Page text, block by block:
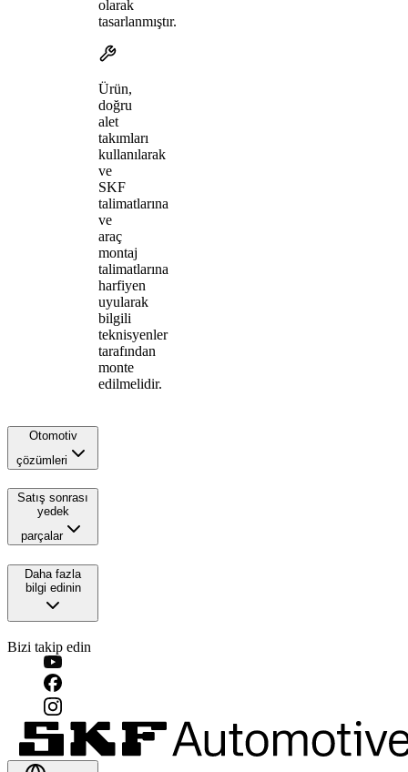
olarak
tasarlanmıştır.
Ürün,
doğru
alet
takımları
kullanılarak
ve
SKF
talimatlarına
ve
araç
montaj
talimatlarına
harfiyen
uyularak
bilgili
teknisyenler
tarafından
monte
edilmelidir.
Otomotiv
çözümleri
Satış sonrası
yedek
parçalar
Daha fazla
bilgi edinin
Bizi takip edin